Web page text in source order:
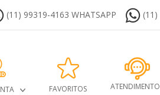
(11) 99319-4163 WHATSAPP
FAVORITOS